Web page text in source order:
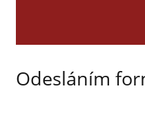
Odesláním